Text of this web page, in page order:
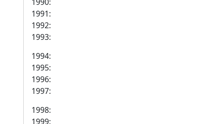
1991:
1992:
1993:
1994:
1995:
1996:
1997:
1998:
1999: